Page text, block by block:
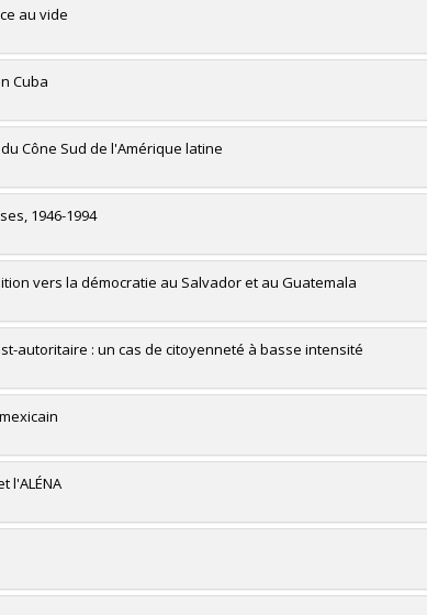
au vide
Cuba
Cône Sud de l'Amérique latine
1946-1994
vers la démocratie au Salvador et au Guatemala
autoritaire : un cas de citoyenneté à basse intensité
l'ALÉNA